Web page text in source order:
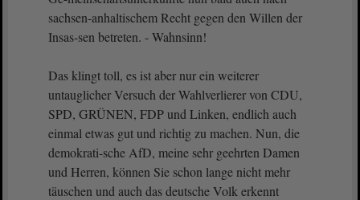
sachsen-anhaltischem Recht gegen den Willen der
Insas-sen betreten. - Wahnsinn!
Das klingt toll, es ist aber nur ein weiterer
untauglicher Versuch der Wahlverlierer von CDU,
SPD, GRÜNEN, FDP und Linken, endlich auch
einmal etwas gut und richtig zu machen. Nun, die
demokrati-sche AfD, meine sehr geehrten Damen
und Herren, können Sie schon lange nicht mehr
täuschen und auch das deutsche Volk erkennt